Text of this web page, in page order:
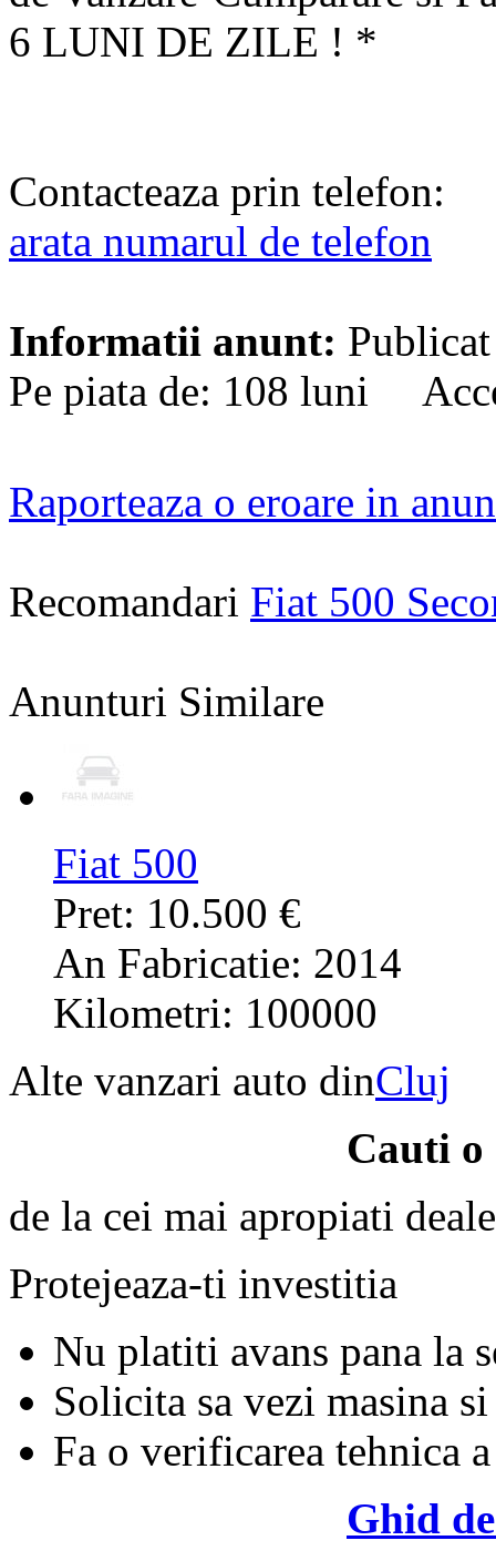
6 LUNI DE ZILE ! *
Contacteaza prin telefon:
arata numarul de telefon
Informatii anunt:
Pe piata de: 108 luni
Raporteaza o eroare in
Recomandari Fiat 500
Anunturi Similare
Fiat 500
Pret: 10.500 €
An Fabricatie: 2014
Kilometri: 100000
Alte vanzari auto dinCluj
Cauti o
de la cei mai apropiati
Protejeaza-ti investitia
Nu platiti avans pana la
Solicita sa vezi masina si
Fa o verificarea tehnica
Ghid